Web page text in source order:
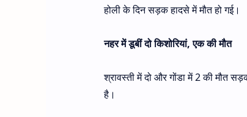
होली के दिन सड़क हादसे में मौत हो गई।
नहर में डूबीं दो किशोरियां, एक की मौत
श्रावस्ती में दो और गोंडा में 2 की मौत
है।